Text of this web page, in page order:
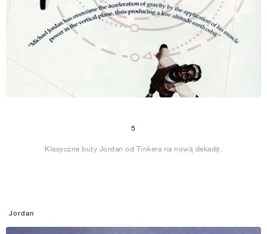
5
Klasyczne buty Jordan od Tinkera na nową dekadę.
Jordan